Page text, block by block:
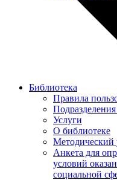
Библиотека
Правила
Услуги
О библиотеке
Методический
Анкета для
условий
социальной